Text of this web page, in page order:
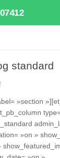
standard
»section
»on »